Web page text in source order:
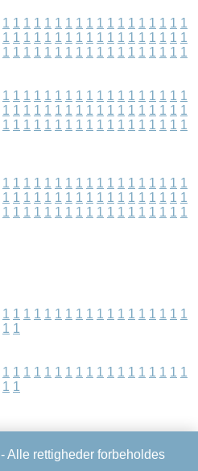
1 1 1 1 1 1 1 1 1 1 1 1 1 1 1 1 1 1
1 1 1 1 1 1 1 1 1 1 1 1 1 1 1 1 1 1
1 1 1 1 1 1 1 1 1 1 1 1 1 1 1 1 1 1
1 1 1 1 1 1 1 1 1 1 1 1 1 1 1 1 1 1
1 1 1 1 1 1 1 1 1 1 1 1 1 1 1 1 1 1
1 1 1 1 1 1 1 1 1 1 1 1 1 1 1 1 1 1
1 1 1 1 1 1 1 1 1 1 1 1 1 1 1 1 1 1
1 1 1 1 1 1 1 1 1 1 1 1 1 1 1 1 1 1
1 1 1 1 1 1 1 1 1 1 1 1 1 1 1 1 1 1
1 1 1 1 1 1 1 1 1 1 1 1 1 1 1 1 1 1
1 1
1 1 1 1 1 1 1 1 1 1 1 1 1 1 1 1 1 1
1 1
- Alle rettigheder forbeholdes